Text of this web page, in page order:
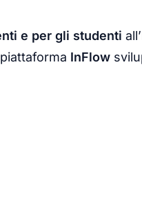
e per gli studenti
InFlow